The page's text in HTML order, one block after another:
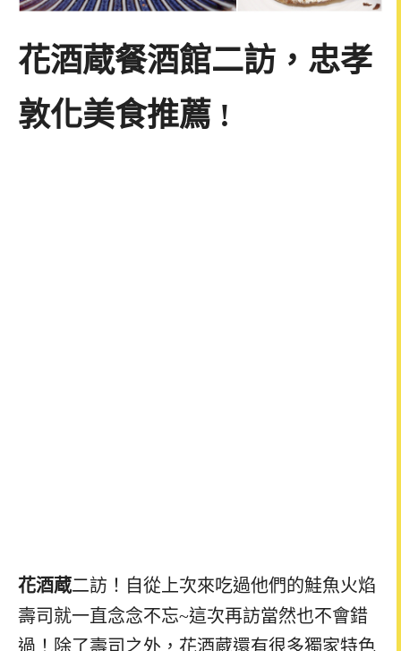
花酒蔵餐酒館二訪，忠孝
敦化美食推薦 !
花酒蔵二訪！ 自從上次來吃過他們的鮭魚火焰
壽司就一直念念不忘~這次再訪當然也不會錯
過！除了壽司之外，花酒蔵還有很多獨家特色